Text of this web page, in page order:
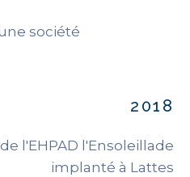
société
2018
l'EHPAD l'Ensoleillade
implanté à Lattes